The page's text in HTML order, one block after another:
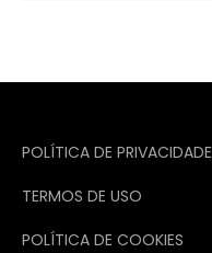
POLÍTICA DE PRIVACIDADE
TERMOS DE USO
POLÍTICA DE COOKIES